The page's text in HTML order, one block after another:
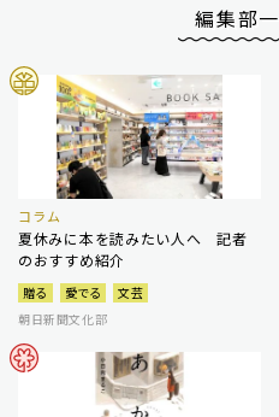
編集部
コラム
夏休みに本を読みたい人へ 記者
のおすすめ紹介
贈る 愛でる
文芸
朝日新聞文化部